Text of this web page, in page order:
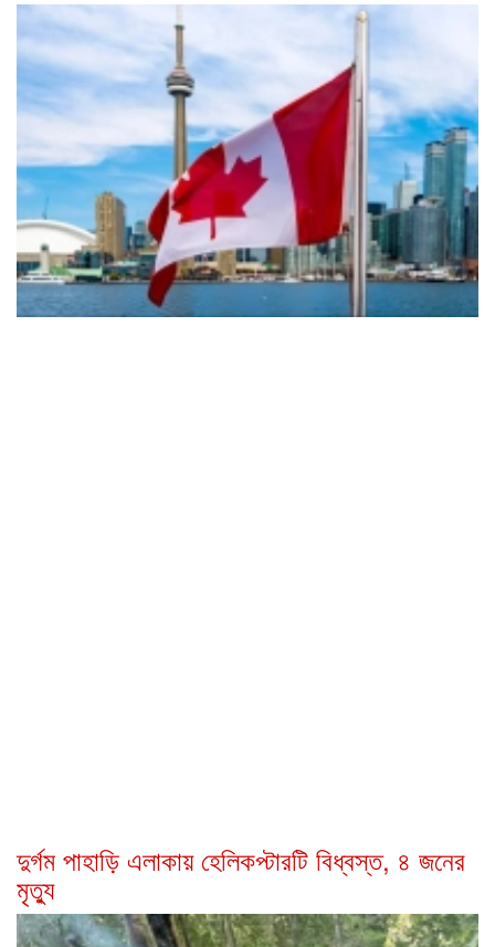
দুর্গম পাহাড়ি এলাকায় হেলিকপ্টারটি বিধ্বস্ত, ৪ জনের
মৃত্যু